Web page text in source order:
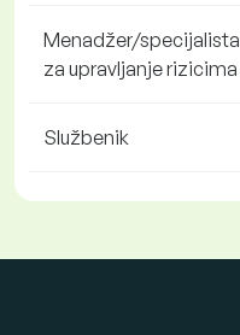
Menadžer/specijalista
za upravljanje rizicima
Službenik